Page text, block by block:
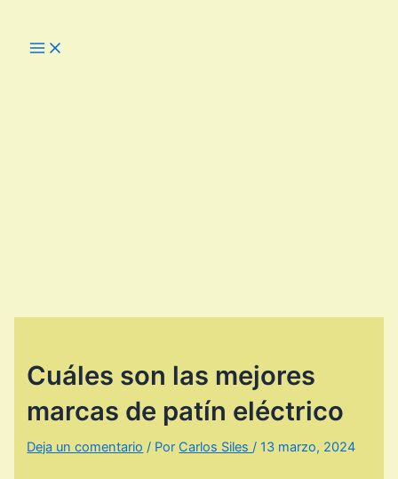
Main
Menu
Cuáles son las mejores
marcas de patín eléctrico
Deja un comentario / Por Carlos Siles/13 marzo, 2024